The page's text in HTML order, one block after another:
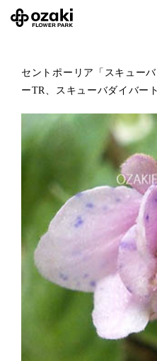
セントポーリア「スキュー
ーTR、スキューバダイバー